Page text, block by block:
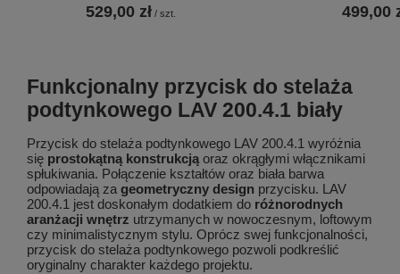
529,00 zł / szt. 499,00
Funkcjonalny przycisk do stelaża
podtynkowego LAV 200.4.1 biały
Przycisk do stelaża podtynkowego LAV 200.4.1 wyróżnia
się prostokątną konstrukcją oraz okrągłymi włącznikami
spłukiwania. Połączenie kształtów oraz biała barwa
odpowiadają za geometryczny design przycisku. LAV
200.4.1 jest doskonałym dodatkiem do różnorodnych
aranżacji wnętrz utrzymanych w nowoczesnym, loftowym
czy minimalistycznym stylu. Oprócz swej funkcjonalności,
przycisk do stelaża podtynkowego pozwoli podkreślić
oryginalny charakter każdego projektu.